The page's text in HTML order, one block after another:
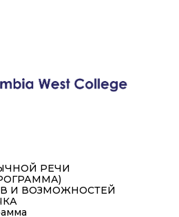
РЕЧИ
И ВОЗМОЖНОСТЕЙ